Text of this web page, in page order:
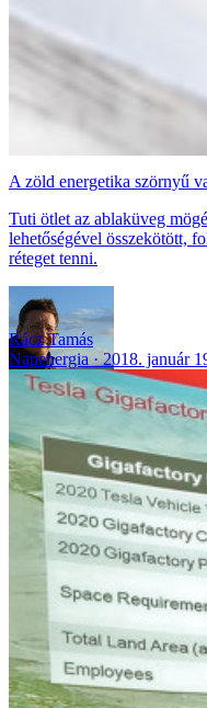
A zöld energetika szörnyű
Tuti ötlet az ablaküveg
lehetőségével összekötött,
réteget tenni.
Rácz Tamás
Napenergia
2018. január